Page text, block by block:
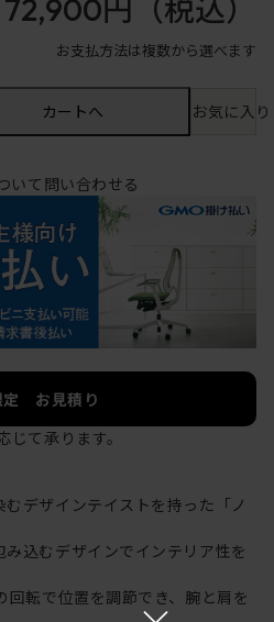
72,900円 （税込）
お支払方法は複数から選べます
カートへ お気に入
いて問い合わせる
定 お見積り
じて承ります。
デザインテイストを持った「ノ
込むデザインでインテリア性を
転で位置を調節でき、腕と肩を